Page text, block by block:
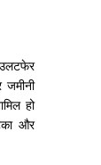
हो
और